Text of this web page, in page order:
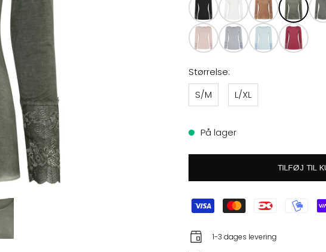
Størrelse:
S/M
L/XL
På lager
TILFØJ TIL
1-3 dages levering